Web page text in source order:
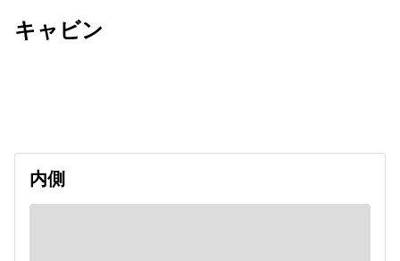
キャビン
内側